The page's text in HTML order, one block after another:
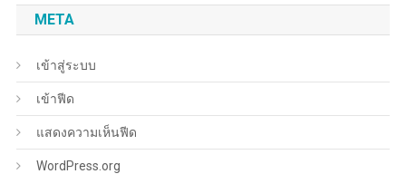
META
เข้าสู่ระบบ
เข้าฟีด
แสดงความเห็นฟีด
WordPress.org